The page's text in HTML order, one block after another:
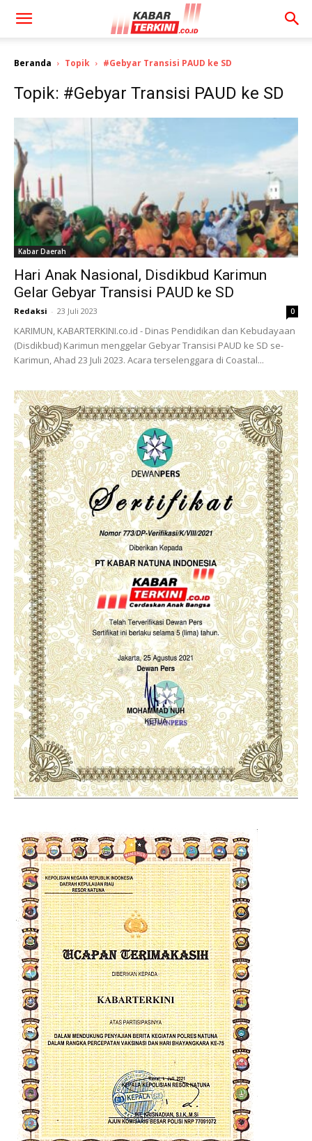
Beranda Topik #Gebyar Transisi PAUD ke SD
Topik: #Gebyar Transisi PAUD ke SD
Kabar Daerah
Hari Anak Nasional, Disdikbud Karimun
Gelar Gebyar Transisi PAUD ke SD
Redaksi - 23 Juli 2023 0
KARIMUN, KABARTERKINI.co.id - Dinas Pendidikan dan Kebudayaan
(Disdikbud) Karimun menggelar Gebyar Transisi PAUD ke SD se-
Karimun, Ahad 23 Juli 2023. Acara terselenggara di Coastal...